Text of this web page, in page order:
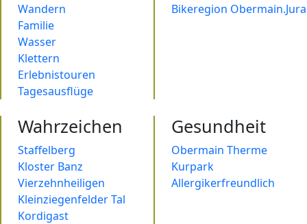
Wandern
Familie
Wasser
Klettern
Erlebnistouren
Tagesausflüge
Bikeregion Obermain.Jura
Wahrzeichen
Staffelberg
Kloster Banz
Vierzehnheiligen
Kleinziegenfelder Tal
Kordigast
Gesundheit
Obermain Therme
Kurpark
Allergikerfreundlich